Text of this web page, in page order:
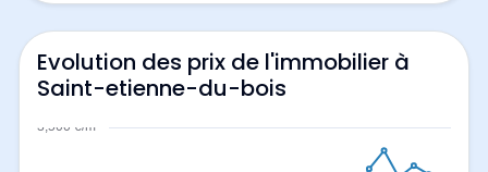
Evolution des prix de l'immobilier à
Saint-etienne-du-bois